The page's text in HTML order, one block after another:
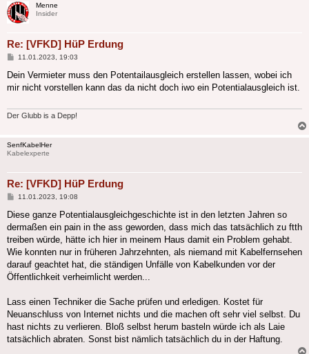
Menne
Insider
Re: [VFKD] HüP Erdung
Beitrag
11.01.2023, 19:03
Dein Vermieter muss den Potentailausgleich erstellen lassen, wobei ich
mir nicht vorstellen kann das da nicht doch iwo ein Potentialausgleich ist.
Der Glubb is a Depp!
SenfKabelHer
Kabelexperte
Re: [VFKD] HüP Erdung
Beitrag
11.01.2023, 19:08
Diese ganze Potentialausgleichgeschichte ist in den letzten Jahren so
dermaßen ein pain in the ass geworden, dass mich das tatsächlich zu ftth
treiben würde, hätte ich hier in meinem Haus damit ein Problem gehabt.
Wie konnten nur in früheren Jahrzehnten, als niemand mit Kabelfernsehen
darauf geachtet hat, die ständigen Unfälle von Kabelkunden vor der
Öffentlichkeit verheimlicht werden...
Lass einen Techniker die Sache prüfen und erledigen. Kostet für
Neuanschluss von Internet nichts und die machen oft sehr viel selbst. Du
hast nichts zu verlieren. Bloß selbst herum basteln würde ich als Laie
tatsächlich abraten. Sonst bist nämlich tatsächlich du in der Haftung.